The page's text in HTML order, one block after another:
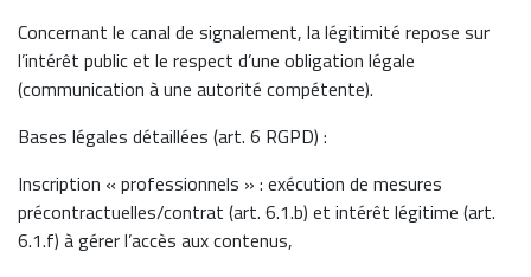
Concernant le canal de signalement, la légitimité repose sur
l’intérêt public et le respect d’une obligation légale
(communication à une autorité compétente).
Bases légales détaillées (art. 6 RGPD) :
Inscription « professionnels » : exécution de mesures
précontractuelles/contrat (art. 6.1.b) et intérêt légitime (art.
6.1.f) à gérer l’accès aux contenus,